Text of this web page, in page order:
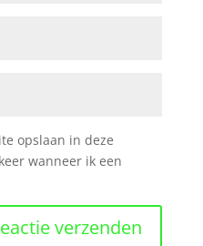
opslaan in deze
wanneer ik een